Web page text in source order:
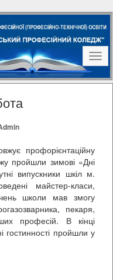
профорієнтаційну
пройшли зимові «Дні
випускники шкіл м.
майстер-класи,
школи мав змогу
пекаря,
професій. В кінці
гостинності пройшли у